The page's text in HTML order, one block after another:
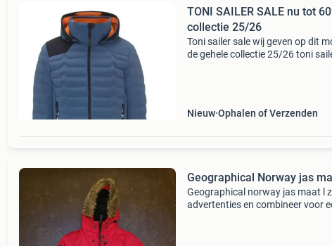
TONI SAILER SALE nu tot
collectie 25/26
Toni sailer sale wij geven op dit
de gehele collectie 25/26 toni
Nieuw Ophalen of Verzenden
Geographical Norway jas
Geographical norway jas maat l
advertenties en combineer voor